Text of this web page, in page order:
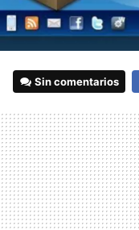
Sin comentarios